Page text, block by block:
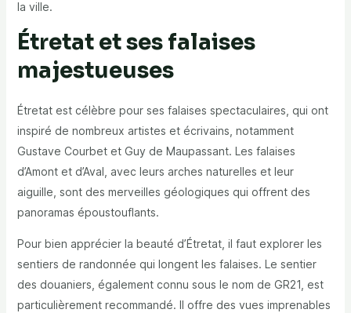
la ville.
Étretat et ses falaises
majestueuses
Étretat est célèbre pour ses falaises spectaculaires, qui ont
inspiré de nombreux artistes et écrivains, notamment
Gustave Courbet et Guy de Maupassant. Les falaises
d’Amont et d’Aval, avec leurs arches naturelles et leur
aiguille, sont des merveilles géologiques qui offrent des
panoramas époustouflants.
Pour bien apprécier la beauté d’Étretat, il faut explorer les
sentiers de randonnée qui longent les falaises. Le sentier
des douaniers, également connu sous le nom de GR21, est
particulièrement recommandé. Il offre des vues imprenables